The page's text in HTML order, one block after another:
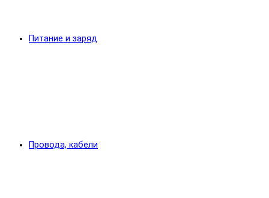
Питание и заряд
Провода, кабели